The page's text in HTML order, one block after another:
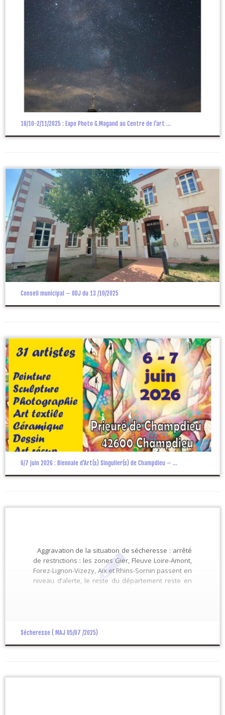
18/10-2/11/2025 : Expo Photo G.Magand au Centre de l’art ...
Conseil municipal – ODJ du 13 /10/2025
6/7 juin 2026 : Biennale d’Art(s) Singulier(s) de Champdieu – ...
Aggravation de la situation de sécheresse : arrêté
de restrictions : les zones Gier, Fleuve Loire-Amont,
Forez-Lignon-Vizezy, Aix et Rhins-Sornin passent en
niveau d’alerte, le reste du département reste en
Sécheresse ( MAJ 05/07 /2025)